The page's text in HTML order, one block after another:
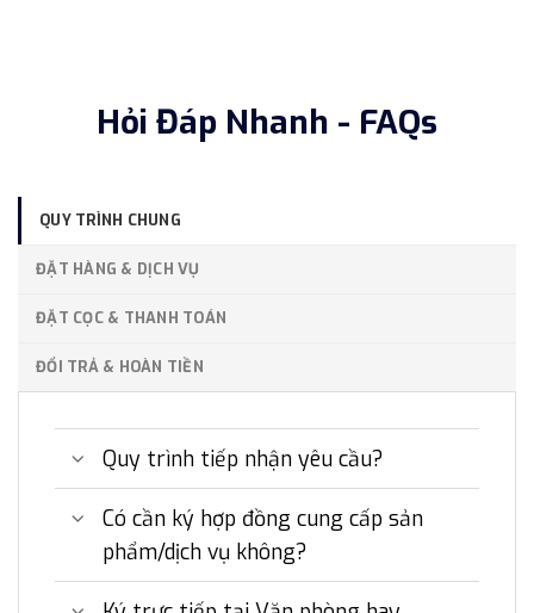
Hỏi Đáp Nhanh - FAQs
QUY TRÌNH CHUNG
ĐẶT HÀNG & DỊCH VỤ
ĐẶT CỌC & THANH TOÁN
ĐỔI TRẢ & HOÀN TIỀN
Quy trình tiếp nhận yêu cầu?
Có cần ký hợp đồng cung cấp sản
phẩm/dịch vụ không?